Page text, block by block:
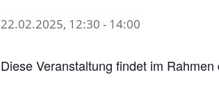
22.02.2025, 12:30 - 14:00
Diese Veranstaltung findet im